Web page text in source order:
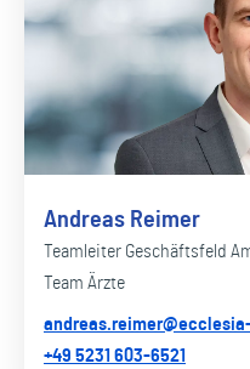
Andreas Reimer
Teamleiter Geschäftsfeld
Team Ärzte
+49 5231 603-6521